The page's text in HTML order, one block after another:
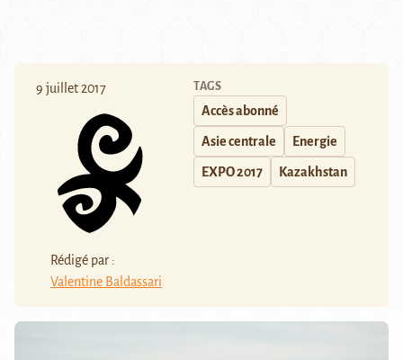
9 juillet 2017
Rédigé par :
Valentine Baldassari
TAGS
Accès abonné
Asie centrale Energie
EXPO 2017 Kazakhstan